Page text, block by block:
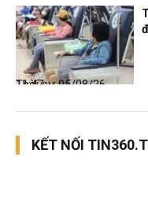
Thời sự
05/08/26, 11:47
KẾT NỐI